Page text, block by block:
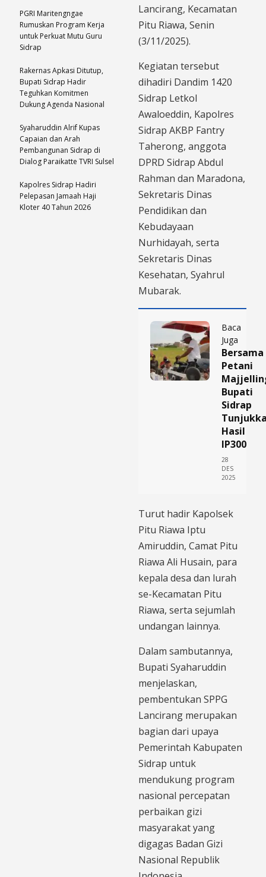
Lancirang, Kecamatan
Pitu Riawa, Senin
(3/11/2025).
Kegiatan tersebut
dihadiri Dandim 1420
Sidrap Letkol
Awaloeddin, Kapolres
Sidrap AKBP Fantry
Taherong, anggota
DPRD Sidrap Abdul
Rahman dan Maradona,
Sekretaris Dinas
Pendidikan dan
Kebudayaan
Nurhidayah, serta
Sekretaris Dinas
Kesehatan, Syahrul
Mubarak.
Baca
Juga
Bersama
Petani
Bupati
Sidrap
Hasil
IP300
28
DES
2025
Turut hadir Kapolsek
Pitu Riawa Iptu
Amiruddin, Camat Pitu
Riawa Ali Husain, para
kepala desa dan lurah
se-Kecamatan Pitu
Riawa, serta sejumlah
undangan lainnya.
Dalam sambutannya,
Bupati Syaharuddin
menjelaskan,
pembentukan SPPG
Lancirang merupakan
bagian dari upaya
Pemerintah Kabupaten
Sidrap untuk
mendukung program
nasional percepatan
perbaikan gizi
masyarakat yang
digagas Badan Gizi
Nasional Republik
PGRI Maritengngae
Rumuskan Program Kerja
untuk Perkuat Mutu Guru
Sidrap
Rakernas Apkasi Ditutup,
Bupati Sidrap Hadir
Teguhkan Komitmen
Dukung Agenda Nasional
Syaharuddin Alrif Kupas
Capaian dan Arah
Pembangunan Sidrap di
Dialog Paraikatte TVRI Sulsel
Kapolres Sidrap Hadiri
Pelepasan Jamaah Haji
Kloter 40 Tahun 2026